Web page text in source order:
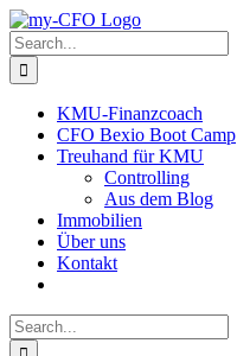
Skip
to
content
Search
for:
KMU-Finanzcoach
CFO Bexio Boot Camp
Treuhand für KMU
Controlling
Aus dem Blog
Immobilien
Über uns
Kontakt
Search
for: